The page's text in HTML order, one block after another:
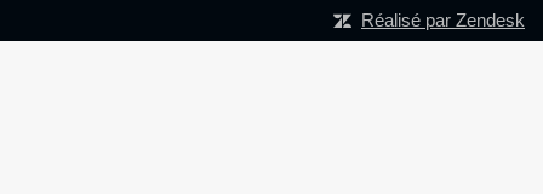
Réalisé par Zendesk